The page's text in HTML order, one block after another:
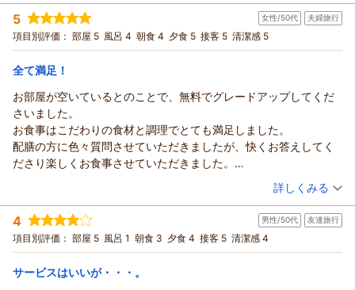
客様にお楽しみいただいております。ご旅行の思い出をご自宅
でも味わっていただきたいという想いから販売を始めた商品で
すので、ご家庭でも観潮の味をお楽しみいただけましたら幸い
でございます。
これからも、お越しいただくたびに新しい発見と変わらぬ温か
さを感じていただける宿を目指し、スタッフ一同努めてまいり
ます。
zue様のまたのお帰りを、漁火の宿シーサイド観潮スタッフ一
同心よりお待ち申し上げております。
漁火の宿シーサイド観潮スタッフ一同
（返信日：2026/07/15）
ご家族の楽しい思い出となっておりましたら何よりでございま
す。
そして、スタッフへの温かいお言葉までお寄せいただき、誠に
ありがとうございます。「何もかも最高でした」とのお言葉
らぬおもてなしを続けていく大きな励みとなります。
「また家族で必ず訪れたい宿」と思っていただけたことに感謝
し、次回もご期待以上のご滞在をお届けできますよう、スタッ
フ一同精進してまいります。
だん様ご家族のまたのお帰りを、漁火の宿シーサイド観潮スタ
（返信日：2026/06/28）
く拝読いたしました。個室でゆっくりとお食事をお楽しみいた
だき、こだわりの食材や品数の多さにもご満足いただけたとの
こと、料理長をはじめ調理スタッフにとって何よりの励みでご
ざいます。
ていることも大変嬉しく存じます。今回は奥様にお裾分けされ
たとのこと、ご夫婦で楽しい朝のひとときをお過ごしいただけ
たご様子が目に浮かび、心温まる思いで拝読いたしました。
また、お部屋の清掃につきましてもお褒めのお言葉をいただ
き、ありがとうございます。
しかしながら、今回楽しみにしていただいていた露天風呂に傷
しく思っております。せっかく3度目のご利用でお越しいただ
いたにもかかわらず、残念なお気持ちにさせてしまいましたこ
と、誠に申し訳なく存じます。
アンケートにもご記入いただき、貴重なご意見をお寄せくださ
朝から、熱々のしらすが出てくるのも楽しみの一つです
スタッフさんもフレンドりーで、毎回帰って来た後に次はいつ行
こうか？と思う程大好きなお宿です
ありがとうございました
宿泊時期： 2026年06月宿泊 (友達旅行)
投稿者： ゆみちゃんさん
宿泊プラン： 【じゃらんのお得な10日間】1泊2食付きベストレート｜期間限
定の特別割引プラン
和室 朝・夕
宿泊価格帯：
紀州温泉 ありがとうの湯 漁火の宿 シーサイド観潮からの返信
ゆみちゃん様
いつも漁火の宿シーサイド観潮をご愛顧いただき、誠にありが
とうございます。
そして、このたびはオール5点という最高のご評価を頂戴し、
スタッフ一同感激しながら拝読いたしました。以前より当館を
お気に入りのお宿としてご利用いただいていることに加え、こ
のような温かいお言葉までお寄せいただき、心より御礼申し上
げます。
今回はお部屋に空きがございましたため、ささやかではござい
ますがグレードアップにてご案内させていただきました。いつ
5 女性/50代 夫婦旅行
項目別評価： 部屋 5 風呂 4 朝食 4 夕食 5 接客 5 清潔感 5
全て満足！
お部屋が空いているとのことで、無料でグレードアップしてくだ
さいました。
お食事はこだわりの食材と調理でとても満足しました。
配膳の方に色々質問させていただきましたが、快くお答えしてく
ださり楽しくお食事させていただきました。
（投稿日：2026/06/17）
宿泊時期： 2026年06月宿泊 (夫婦旅行)
投稿者： ちなさん(女性/50代)
宿泊プラン： 【舟盛り付きコース】雑賀崎漁港から仕入れた新鮮お刺身を姿
造りで♪海の幸満喫プラン＜個室食事処＞
和室 朝・夕
宿泊価格帯： 23,001～24,000円(大人一人あたり/税込)
詳しくみる
4 男性/50代 友達旅行
項目別評価： 部屋 5 風呂 1 朝食 3 夕食 4 接客 5 清潔感 4
サービスはいいが・・・。